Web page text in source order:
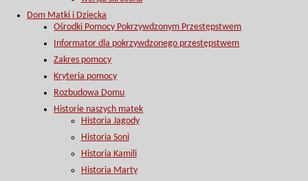
Dom Matki i Dziecka
Ośrodki Pomocy Pokrzywdzonym Przestępstwem
Informator dla pokrzywdzonego przestępstwem
Zakres pomocy
Kryteria pomocy
Rozbudowa Domu
Historie naszych matek
Historia Jagody
Historia Soni
Historia Kamili
Historia Marty